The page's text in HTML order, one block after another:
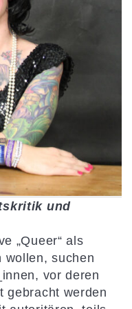
und
„Queer“ als
wollen, suchen
vor deren
gebracht werden